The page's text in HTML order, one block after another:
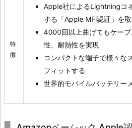
特
徴
Apple社によるLightningコ
する「Apple MFi認証」を
4000回以上曲げてもケー
性、耐熱性を実現
コンパクトな端子で様々な
フィットする
世界的モバイルバッテリー